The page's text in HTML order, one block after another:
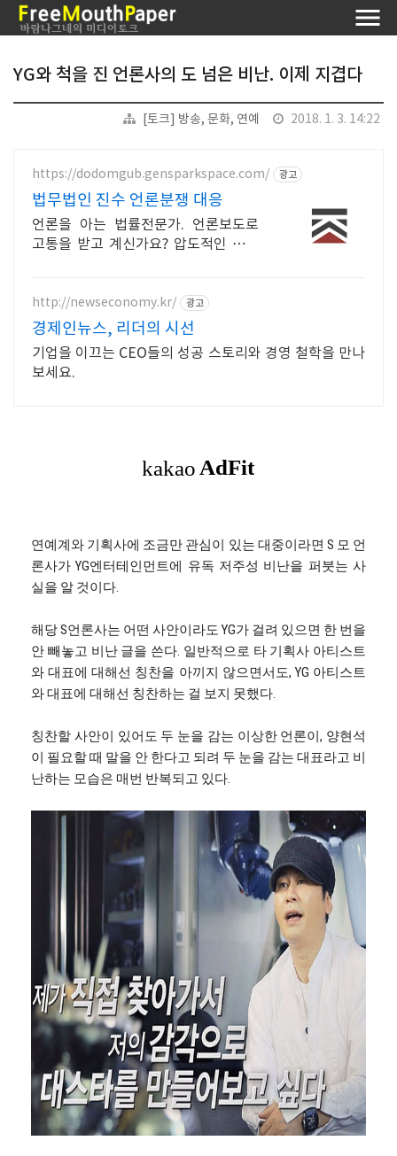
YG와 척을 진 언론사의 도 넘은 비난. 이제 지겹다
[토크] 방송, 문화, 연예 2018. 1. 3. 14:22
https://dodomgub.gensparkspace.com/ 광고
법무법인 진수 언론분쟁 대응
언론을 아는 법률전문가. 언론보도로
고통을 받고 계신가요? 압도적인 전문
http://newseconomy.kr/ 광고
경제인뉴스, 리더의 시선
기업을 이끄는 CEO들의 성공 스토리와 경영 철학을 만나
보세요.
연예계와 기획사에 조금만 관심이 있는 대중이라면 S 모 언
론사가 YG엔터테인먼트에 유독 저주성 비난을 퍼붓는 사
실을 알 것이다.
해당 S언론사는 어떤 사안이라도 YG가 걸려 있으면 한 번을
안 빼놓고 비난 글을 쓴다. 일반적으로 타 기획사 아티스트
와 대표에 대해선 칭찬을 아끼지 않으면서도, YG 아티스트
와 대표에 대해선 칭찬하는 걸 보지 못했다.
칭찬할 사안이 있어도 두 눈을 감는 이상한 언론이, 양현석
이 필요할 때 말을 안 한다고 되려 두 눈을 감는 대표라고 비
난하는 모습은 매번 반복되고 있다.